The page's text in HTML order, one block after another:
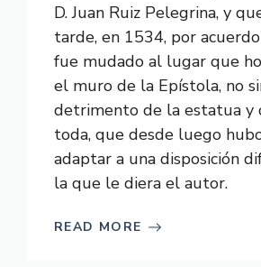
D. Juan Ruiz Pelegrina, y
tarde, en 1534, por
fue mudado al lugar que
el muro de la Epístola, no
detrimento de la estatua y
toda, que desde luego
adaptar a una disposición
la que le diera el autor.
READ MORE